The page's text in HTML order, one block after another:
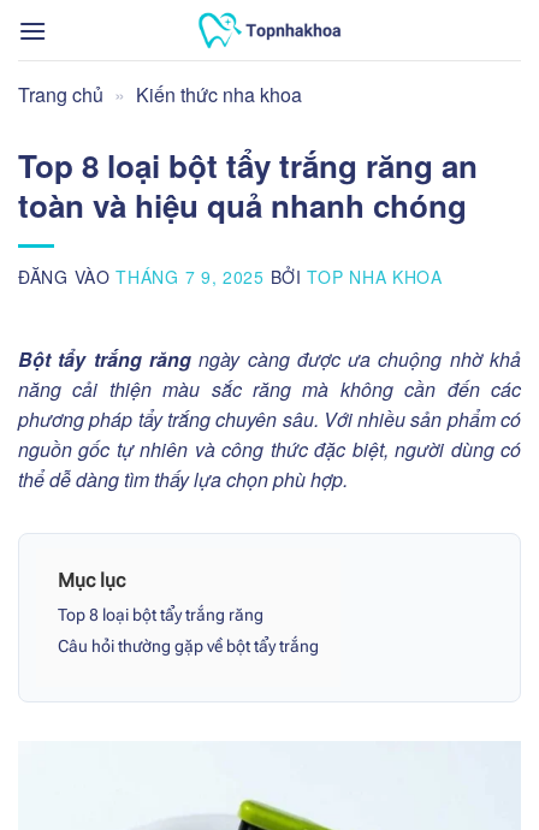
qua
dung
Trang chủ » Kiến thức nha khoa
Top 8 loại bột tẩy trắng răng an
toàn và hiệu quả nhanh chóng
ĐĂNG VÀOTHÁNG 7 9, 2025 BỞITOP NHA KHOA
Bột tẩy trắng răngngày càng được ưa chuộng nhờ khả
năng cải thiện màu sắc răng mà không cần đến các
phương pháp tẩy trắng chuyên sâu. Với nhiều sản phẩm có
nguồn gốc tự nhiên và công thức đặc biệt, người dùng có
thể dễ dàng tìm thấy lựa chọn phù hợp.
Mục lục
Top 8 loại bột tẩy trắng răng
Câu hỏi thường gặp về bột tẩy trắng